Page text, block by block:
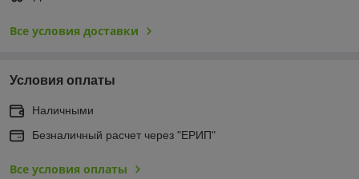
Все условия доставки
Условия оплаты
Наличными
Безналичный расчет через "ЕРИП"
Все условия оплаты